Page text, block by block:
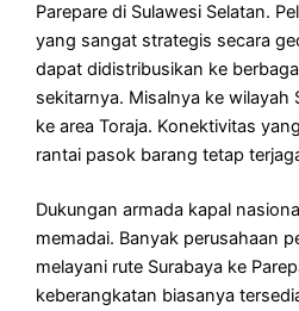
Parepare di Sulawesi Selatan.
yang sangat strategis secara
dapat didistribusikan ke
sekitarnya. Misalnya ke wilayah
ke area Toraja. Konektivitas
rantai pasok barang tetap
Dukungan armada kapal
memadai. Banyak perusahaan
melayani rute Surabaya ke
keberangkatan biasanya